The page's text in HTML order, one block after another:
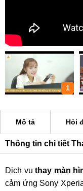
1
Mô tả Hỏi
Thông tin chi tiết
Dịch vụthay màn
cảm ứng Sony